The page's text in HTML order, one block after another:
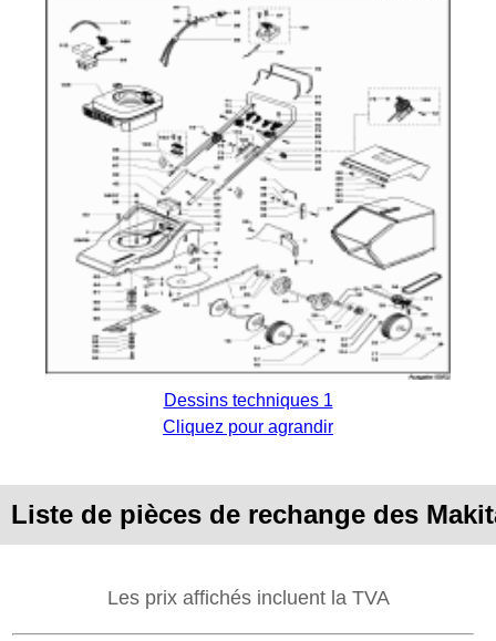
Dessins techniques 1
Cliquez pour agrandir
Liste de pièces de rechange des
Les prix affichés incluent la TVA